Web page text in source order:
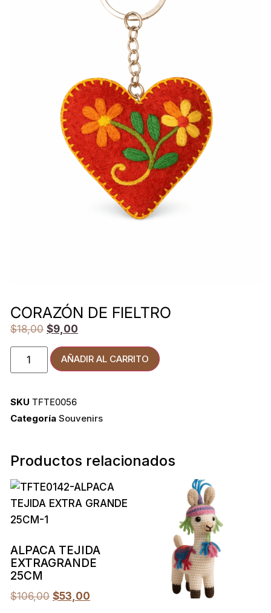
CORAZÓN DE FIELTRO
$18,00 $9,00
AÑADIR AL CARRITO
SKU TFTE0056
Categoría Souvenirs
Productos relacionados
ALPACA TEJIDA
EXTRAGRANDE
25CM
$106,00 $53,00